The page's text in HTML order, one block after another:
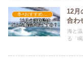
12月
合わ
海と温
る「